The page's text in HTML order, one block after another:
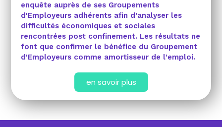
enquête auprès de ses Groupements
d'Employeurs adhérents afin d’analyser les
difficultés économiques et sociales
rencontrées post confinement. Les résultats ne
font que confirmer le bénéfice du Groupement
d'Employeurs comme amortisseur de l'emploi.
en savoir plus